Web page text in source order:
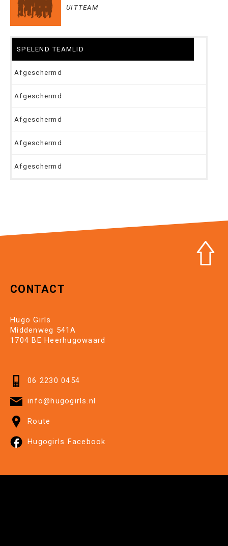
UITTEAM
SPELEND TEAMLID
Afgeschermd
Afgeschermd
Afgeschermd
Afgeschermd
Afgeschermd
CONTACT
Hugo Girls
Middenweg 541A
1704 BE Heerhugowaard
06 2230 0454
info@hugogirls.nl
Route
Hugogirls Facebook